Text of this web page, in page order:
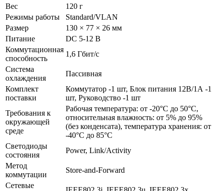
Вес
120 г
Режимы работы
Standard/VLAN
Размер
130 × 77 × 26 мм
Питание
DC 5-12 В
Коммутационная
способность
1,6 Гбит/с
Система
охлаждения
Пассивная
Комплект
поставки
Коммутатор -1 шт, Блок питания 12В/1А -1
шт, Руководство -1 шт
Требования к
окружающей
среде
Рабочая температура: от -20°C до 50°C,
относительная влажность: от 5% до 95%
(без конденсата), температура хранения: от
-40°C до 85°C
Светодиоды
состояния
Power, Link/Activity
Метод
коммутации
Store-and-Forward
Сетевые